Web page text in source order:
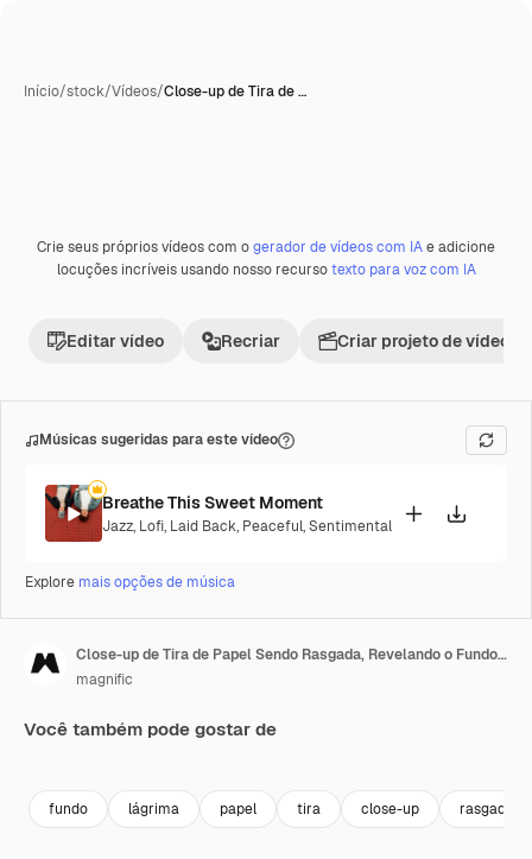
Início/stock/Vídeos/Close-up de Tira de …
Crie seus próprios vídeos com ogerador de vídeos com IAe adicione
locuções incríveis usando nosso recursotexto para voz com IA
Editar vídeo Recriar Criar projeto de vídeo
Músicas sugeridas para este vídeo
Breathe This Sweet Moment
Jazz, Lofi, Laid Back, Peaceful,Sentimental
Explore mais opções de música
Close-up de Tira de Papel Sendo Rasgada, Revelando o Fundo de Tela Verde Abaixo 1
magnific
Você também pode gostar de
fundo lágrima papel tira close-up rasgado